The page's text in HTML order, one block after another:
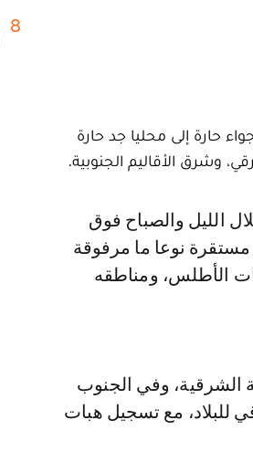
حارة إلى محليا جد حارة
وشرق الأقاليم الجنوبية.
نوعا ما مرفوقة
الأطلس، ومناطقه
الشرقية، وفي الجنوب
للبلاد، مع تسجيل هبات
8